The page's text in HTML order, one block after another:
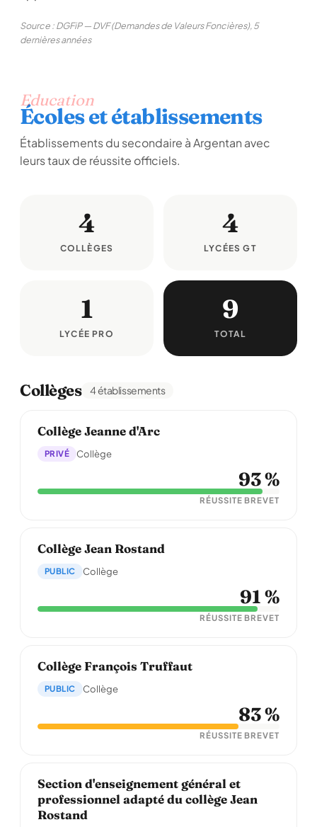
Source : DGFiP — DVF (Demandes de Valeurs Foncières), 5
dernières années
Education
Écoles et établissements
Établissements du secondaire à Argentan avec
leurs taux de réussite officiels.
4
COLLÈGES
4
LYCÉES GT
1
LYCÉE PRO
9
TOTAL
Collèges 4 établissements
Collège Jeanne d'Arc
PRIVÉ Collège
93 %
RÉUSSITE BREVET
Collège Jean Rostand
PUBLIC Collège
91 %
RÉUSSITE BREVET
Collège François Truffaut
PUBLIC Collège
83 %
RÉUSSITE BREVET
Section d'enseignement général et
professionnel adapté du collège Jean
Rostand